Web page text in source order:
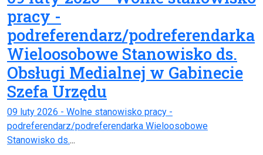
pracy -
podreferendarz/podreferendarka
Wieloosobowe Stanowisko ds.
Obsługi Medialnej w Gabinecie
Szefa Urzędu
09 luty 2026 - Wolne stanowisko pracy -
podreferendarz/podreferendarka Wieloosobowe
Stanowisko ds....